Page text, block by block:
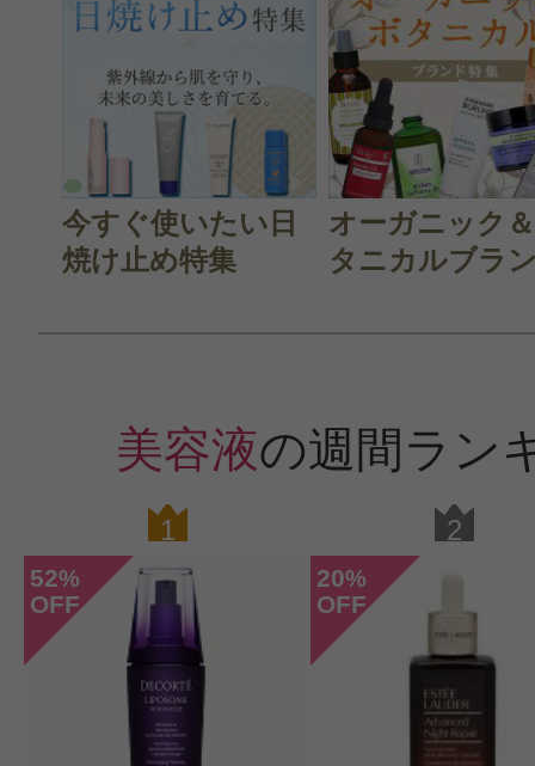
すべての6件のクチコミを見る
このコスメのレビューを書いて
クチコミを投稿する
らクチコミ投稿すると1 商品に
ントプレゼント！
今すぐ使いたい日
焼け止め特集
オーガニック
タニカルブラ
美容液の週間ラン
1
52%
OFF
2
20%
OFF